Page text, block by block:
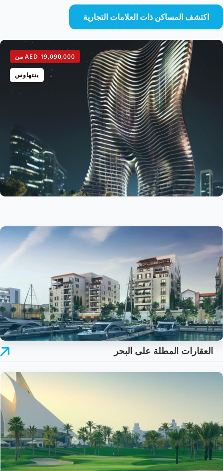
اكتشف المساكن ذات العلامات التجارية
AED 19,090,000 من
بنتهاوس
العقارات المطلة على البحر